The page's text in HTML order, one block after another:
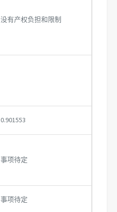
没有产权负担和限制
0.901553
事项待定
事项待定